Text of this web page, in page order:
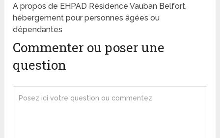
A propos de EHPAD Résidence Vauban Belfort,
hébergement pour personnes âgées ou
dépendantes
Commenter ou poser une
question